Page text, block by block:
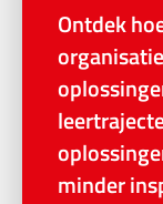
Ontdek
minder